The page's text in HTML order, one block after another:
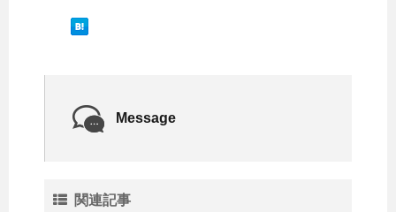
Message
関連記事